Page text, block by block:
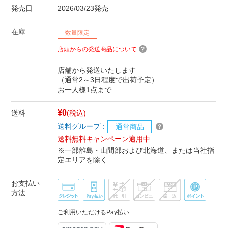
発売日 2026/03/23発売
在庫 数量限定
店頭からの発送商品について
店舗から発送いたします
（通常2～3日程度で出荷予定）
お一人様1点まで
送料 ¥0(税込)
送料グループ：
通常商品
送料無料キャンペーン適用中
※一部離島・山間部および北海道、または当社指
定エリアを除く
お支払い
方法
ご利用いただけるPay払い